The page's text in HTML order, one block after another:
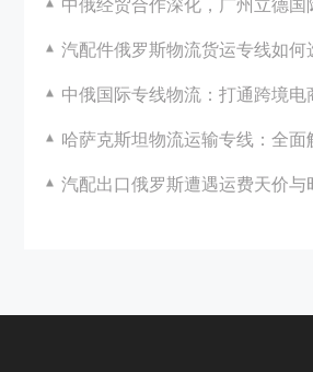
中俄经贸合作深化，广州立德国际
汽配件俄罗斯物流货运专线如何选择？广州立德国
中俄国际专线物流：打通跨境电
哈萨克斯坦物流运输专线：全面
汽配出口俄罗斯遭遇运费天价与时效困境